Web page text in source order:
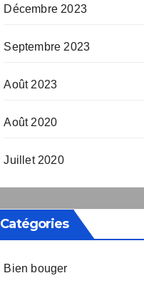
Décembre 2023
Septembre 2023
Août 2023
Août 2020
Juillet 2020
Catégories
Bien bouger